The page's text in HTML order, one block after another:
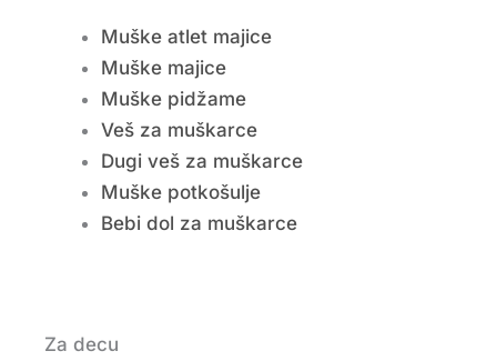
Muške atlet majice
Muške majice
Muške pidžame
Veš za muškarce
Dugi veš za muškarce
Muške potkošulje
Bebi dol za muškarce
Za decu